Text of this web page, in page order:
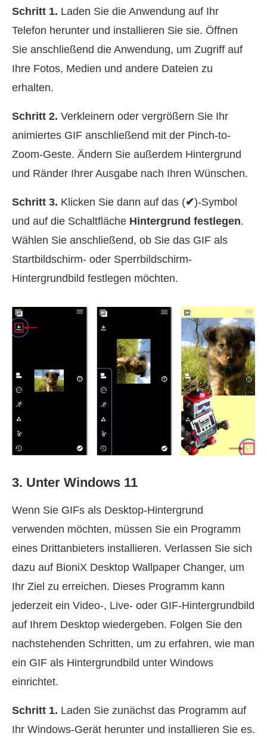
Schritt 1. Laden Sie die Anwendung auf Ihr
Telefon herunter und installieren Sie sie. Öffnen
Sie anschließend die Anwendung, um Zugriff auf
Ihre Fotos, Medien und andere Dateien zu
erhalten.
Schritt 2. Verkleinern oder vergrößern Sie Ihr
animiertes GIF anschließend mit der Pinch-to-
Zoom-Geste. Ändern Sie außerdem Hintergrund
und Ränder Ihrer Ausgabe nach Ihren Wünschen.
Schritt 3. Klicken Sie dann auf das (✔)-Symbol
und auf die Schaltfläche Hintergrund festlegen.
Wählen Sie anschließend, ob Sie das GIF als
Startbildschirm- oder Sperrbildschirm-
Hintergrundbild festlegen möchten.
3. Unter Windows 11
Wenn Sie GIFs als Desktop-Hintergrund
verwenden möchten, müssen Sie ein Programm
eines Drittanbieters installieren. Verlassen Sie sich
dazu auf BioniX Desktop Wallpaper Changer, um
Ihr Ziel zu erreichen. Dieses Programm kann
jederzeit ein Video-, Live- oder GIF-Hintergrundbild
auf Ihrem Desktop wiedergeben. Folgen Sie den
nachstehenden Schritten, um zu erfahren, wie man
ein GIF als Hintergrundbild unter Windows
einrichtet.
Schritt 1. Laden Sie zunächst das Programm auf
Ihr Windows-Gerät herunter und installieren Sie es.